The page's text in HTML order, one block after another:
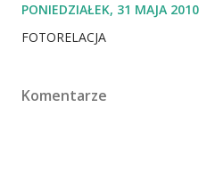
PONIEDZIAŁEK, 31 MAJA 2010
FOTORELACJA
Komentarze